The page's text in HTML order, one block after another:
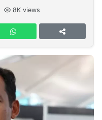
8K views